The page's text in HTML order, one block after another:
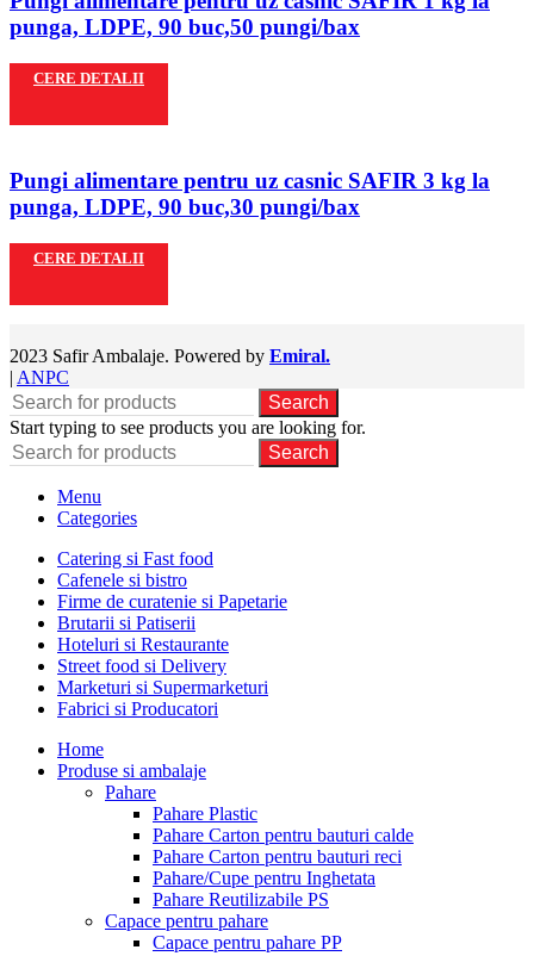
punga, LDPE, 90 buc,50 pungi/bax
CERE DETALII
Pungi alimentare pentru uz casnic SAFIR 3 kg la
punga, LDPE, 90 buc,30 pungi/bax
CERE DETALII
2023 Safir Ambalaje. Powered by Emiral.
| ANPC
Search
Start typing to see products you are looking for.
Search
Menu
Categories
Catering si Fast food
Cafenele si bistro
Firme de curatenie si Papetarie
Brutarii si Patiserii
Hoteluri si Restaurante
Street food si Delivery
Marketuri si Supermarketuri
Fabrici si Producatori
Home
Produse si ambalaje
Pahare
Pahare Plastic
Pahare Carton pentru bauturi calde
Pahare Carton pentru bauturi reci
Pahare/Cupe pentru Inghetata
Pahare Reutilizabile PS
Capace pentru pahare
Capace pentru pahare PP